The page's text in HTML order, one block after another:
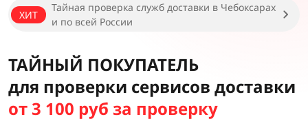
ХИТ
Тайная проверка служб доставки в Чебоксарах
и по всей России
ТАЙНЫЙ ПОКУПАТЕЛЬ
для проверки сервисов доставки
от 3 100 руб за проверку